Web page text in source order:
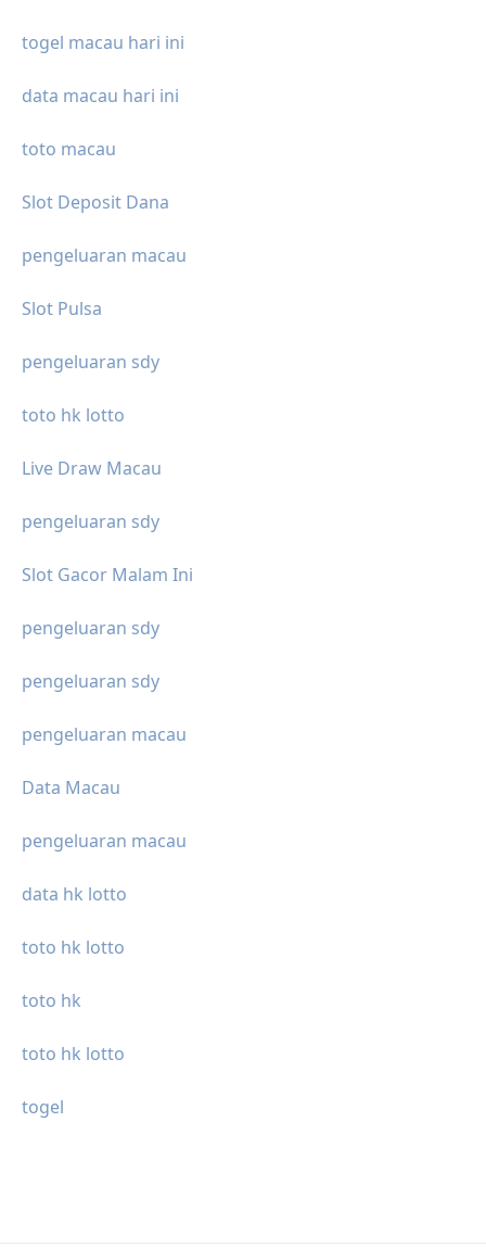
togel macau hari ini
data macau hari ini
toto macau
Slot Deposit Dana
pengeluaran macau
Slot Pulsa
pengeluaran sdy
toto hk lotto
Live Draw Macau
pengeluaran sdy
Slot Gacor Malam Ini
pengeluaran sdy
pengeluaran sdy
pengeluaran macau
Data Macau
pengeluaran macau
data hk lotto
toto hk lotto
toto hk
toto hk lotto
togel